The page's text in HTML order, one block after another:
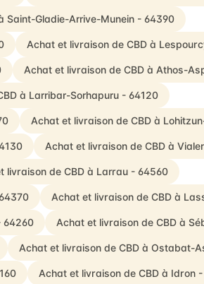
Saint-Gladie-Arrive-Munein - 64390
Achat et livraison de CBD à
Achat et livraison de CBD à Athos-
à Larribar-Sorhapuru - 64120
Achat et livraison de CBD à
Achat et livraison de CBD à
livraison de CBD à Larrau - 64560
Achat et livraison de CBD à
64260 Achat et livraison de CBD à
Achat et livraison de CBD à Ostabat-
Achat et livraison de CBD à Idron